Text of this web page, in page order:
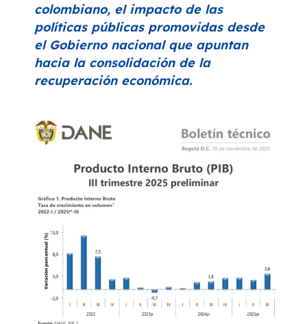
colombiano, el impacto de las
políticas públicas promovidas desde
el Gobierno nacional que apuntan
hacia la consolidación de la
recuperación económica.